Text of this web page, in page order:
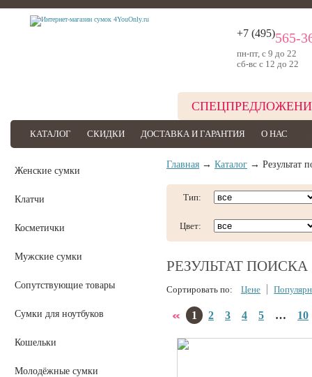
+7 (495)565-
пн-пт, с 9 до 22
сб-вс с 12 до 22
КАТАЛОГ СКИДКИ ДОСТАВКА И ГАРАНТИЯ О НАС
Женские сумки
Клатчи
Косметички
Мужские сумки
Сопутствующие товары
Сумки для ноутбуков
Кошельки
Молодёжные сумки
Главная → Каталог → Результат
Тип:
Цвет:
РЕЗУЛЬТАТ ПОИСКА
Сортировать по: Цене
1 2 3 4 5 … 10